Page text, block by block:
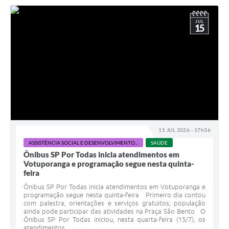
15 JUL 2026 - 17h36
JUL
15
ASSISTÊNCIA SOCIAL E DESENVOLVIMENTO... SAÚDE
Ônibus SP Por Todas inicia atendimentos em
Votuporanga e programação segue nesta quinta-
feira
Ônibus SP Por Todas inicia atendimentos em Votuporanga e
programação segue nesta quinta-feira Primeiro dia contou
com palestra, orientações e serviços gratuitos; população
ainda pode participar das atividades na Praça São Bento O
Ônibus SP Por Todas iniciou, nesta quarta-feira (15/7), os
atendimentos...